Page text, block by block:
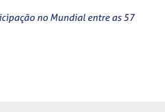
no Mundial entre as 57